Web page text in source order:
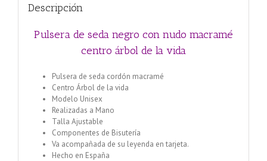
Descripción
Pulsera de seda negro con nudo macramé
centro árbol de la vida
Pulsera de seda cordón macramé
Centro Árbol de la vida
Modelo Unisex
Realizadas a Mano
Talla Ajustable
Componentes de Bisutería
Va acompañada de su leyenda en tarjeta.
Hecho en España